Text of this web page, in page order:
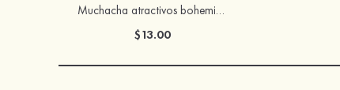
Muchacha atractivos bohemias brillo rhinestones pendientes
$13.00